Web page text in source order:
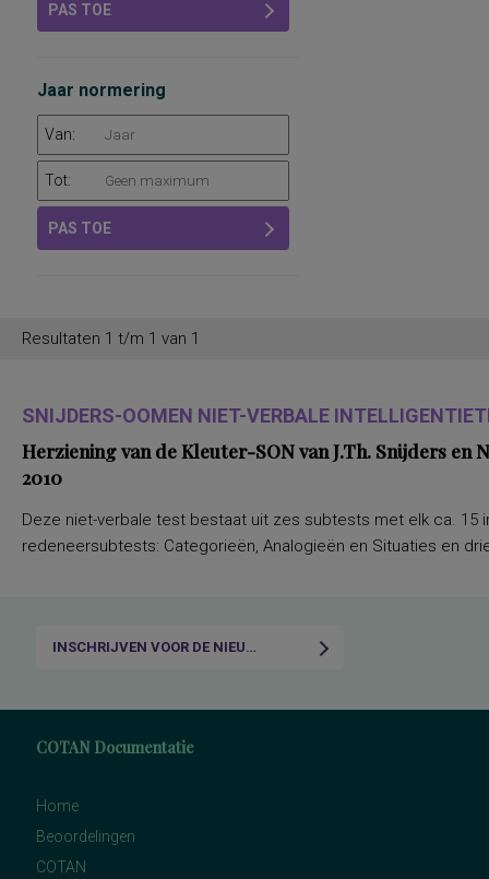
PAS TOE
Jaar normering
Van:
Tot:
PAS TOE
Resultaten 1 t/m 1 van 1
SNIJDERS-OOMEN NIET-VERBALE
Herziening van de Kleuter-SON van J.Th. Snijders en
2010
Deze niet-verbale test bestaat uit zes subtests met elk ca. 15
redeneersubtests: Categorieën, Analogieën en Situaties en
INSCHRIJVEN VOOR DE NIEUWSBRIEF
COTAN Documentatie
Home
Beoordelingen
COTAN